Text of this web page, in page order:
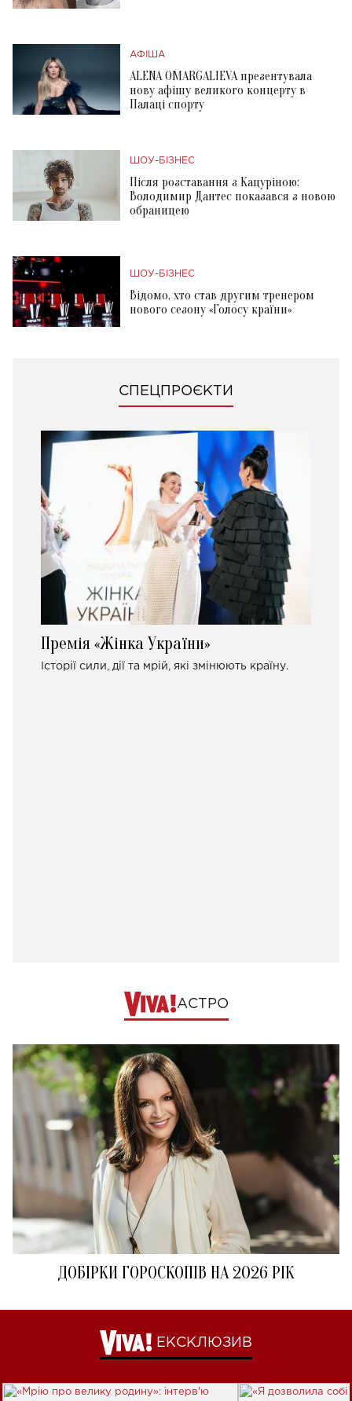
АФІША
ALENA OMARGALIEVA презентувала
нову афішу великого концерту в
Палаці спорту
ШОУ-БІЗНЕС
Після розставання з Кацуріною:
Володимир Дантес показався з новою
обраницею
ШОУ-БІЗНЕС
Відомо, хто став другим тренером
нового сезону «Голосу країни»
СПЕЦПРОЄКТИ
Премія «Жінка України»
Історії сили, дії та мрій, які змінюють країну.
АСТРО
ДОБІРКИ ГОРОСКОПІВ НА 2026 РІК
ЕКСКЛЮЗИВ